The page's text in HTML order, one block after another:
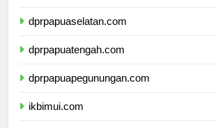
dprpapuaselatan.com
dprpapuatengah.com
dprpapuapegunungan.com
ikbimui.com